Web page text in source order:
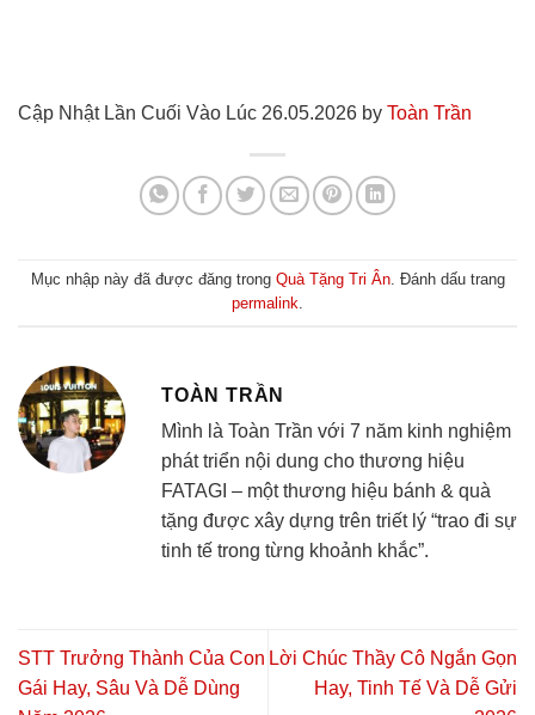
Cập Nhật Lần Cuối Vào Lúc 26.05.2026 by Toàn Trần
Mục nhập này đã được đăng trong Quà Tặng Tri Ân. Đánh dấu trang
permalink.
TOÀN TRẦN
Mình là Toàn Trần với 7 năm kinh nghiệm
phát triển nội dung cho thương hiệu
FATAGI – một thương hiệu bánh & quà
tặng được xây dựng trên triết lý “trao đi sự
tinh tế trong từng khoảnh khắc”.
STT Trưởng Thành Của Con
Gái Hay, Sâu Và Dễ Dùng
Lời Chúc Thầy Cô Ngắn Gọn
Hay, Tinh Tế Và Dễ Gửi